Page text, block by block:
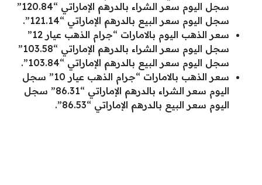
سجل اليوم سعر الشراء بالدرهم الإماراتي “120.84”
سجل اليوم سعر البيع بالدرهم الإماراتي “121.14”.
سعر الذهب اليوم بالامارات “جرام الذهب عيار 12”
سجل اليوم سعر الشراء بالدرهم الإماراتي “103.58”
سجل اليوم سعر البيع بالدرهم الإماراتي “103.84”.
سعر الذهب بالامارات “جرام الذهب عيار 10” سجل
اليوم سعر الشراء بالدرهم الإماراتي “86.31” سجل
اليوم سعر البيع بالدرهم الإماراتي “86.53”.